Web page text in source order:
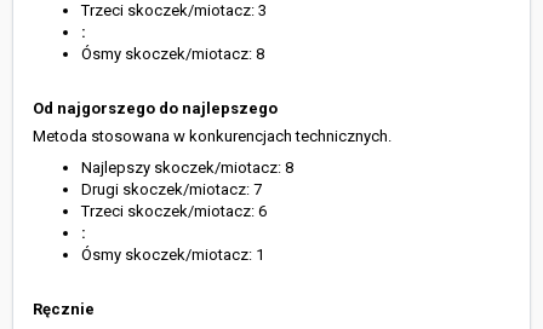
Trzeci skoczek/miotacz: 3
:
Ósmy skoczek/miotacz: 8
Od najgorszego do najlepszego
Metoda stosowana w konkurencjach technicznych.
Najlepszy skoczek/miotacz: 8
Drugi skoczek/miotacz: 7
Trzeci skoczek/miotacz: 6
:
Ósmy skoczek/miotacz: 1
Ręcznie